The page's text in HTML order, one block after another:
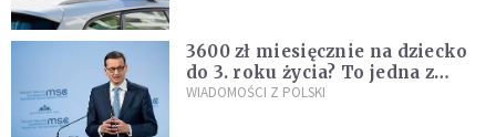
3600 zł miesięcznie na dziecko
do 3. roku życia? To jedna z
propozycji programu "Rozwój
WIADOMOŚCI Z POLSKI